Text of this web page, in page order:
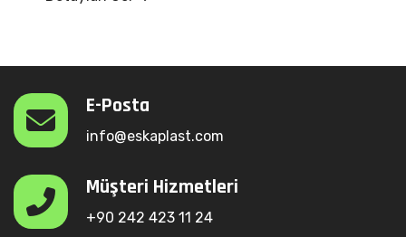
E-Posta
info@eskaplast.com
Müşteri Hizmetleri
+90 242 423 11 24